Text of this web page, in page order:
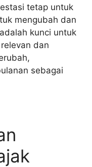
tetap untuk
mengubah dan
kunci untuk
dan
sebagai